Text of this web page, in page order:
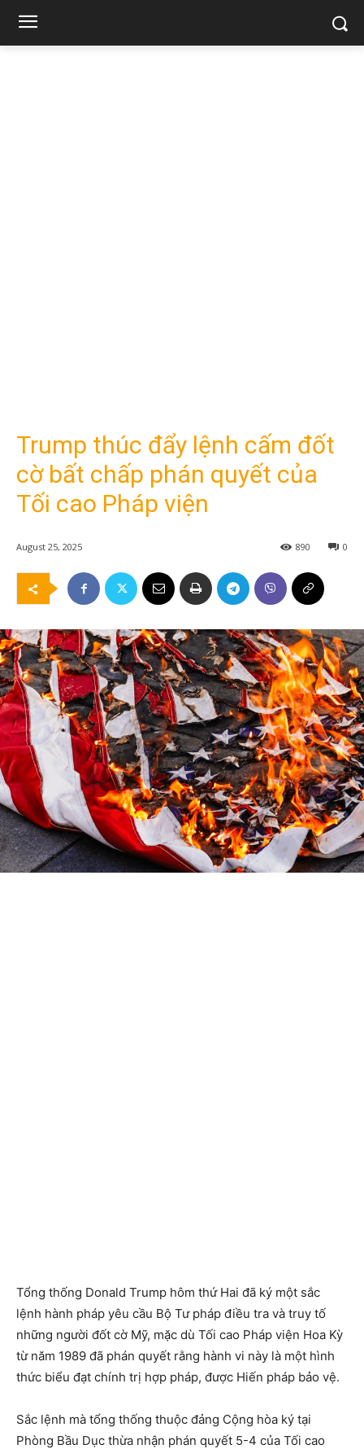
Trump thúc đẩy lệnh cấm đốt
cờ bất chấp phán quyết của
Tối cao Pháp viện
August 25, 2025 0
890
Tổng thống Donald Trump hôm thứ Hai đã ký một sắc
lệnh hành pháp yêu cầu Bộ Tư pháp điều tra và truy tố
những người đốt cờ Mỹ, mặc dù Tối cao Pháp viện Hoa Kỳ
từ năm 1989 đã phán quyết rằng hành vi này là một hình
thức biểu đạt chính trị hợp pháp, được Hiến pháp bảo vệ.
Sắc lệnh mà tổng thống thuộc đảng Cộng hòa ký tại
Phòng Bầu Dục thừa nhận phán quyết 5-4 của Tối cao